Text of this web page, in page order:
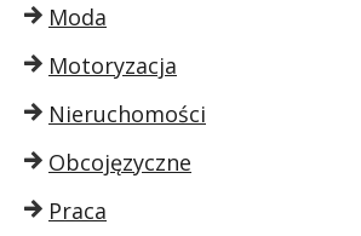
Moda
Motoryzacja
Nieruchomości
Obcojęzyczne
Praca